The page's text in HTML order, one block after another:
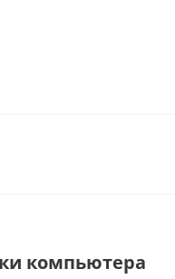
компьютера